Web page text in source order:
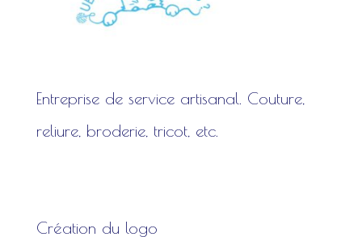
Entreprise de service artisanal. Couture,
reliure, broderie, tricot, etc.
Création du logo